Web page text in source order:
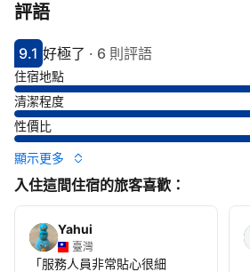
評語
分數9.1分
9.1
評比好極了
好極了 · 6 則評語
住宿地點
清潔程度
性價比
顯示更多
入住這間住宿的旅客喜歡：
Yahui
臺灣
「服務人員非常貼心很細